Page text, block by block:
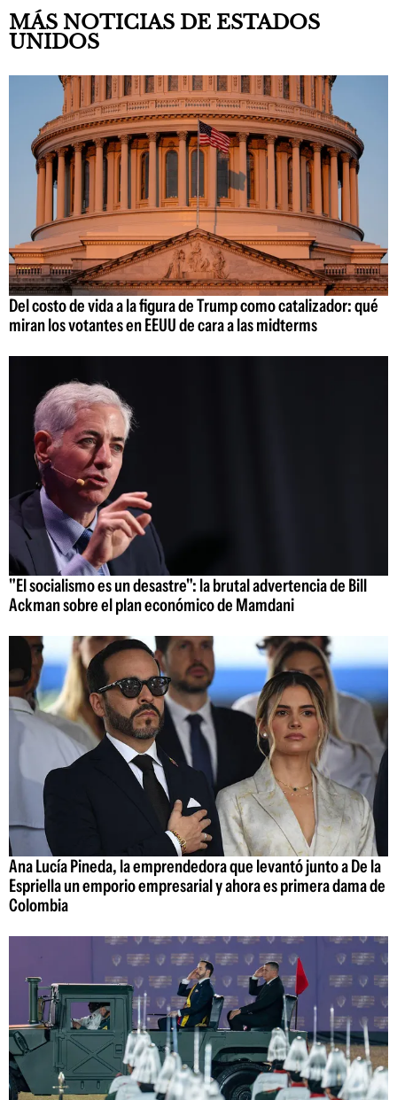
MÁS NOTICIAS DE ESTADOS
UNIDOS
Del costo de vida a la figura de Trump como catalizador: qué
miran los votantes en EEUU de cara a las midterms
"El socialismo es un desastre": la brutal advertencia de Bill
Ackman sobre el plan económico de Mamdani
Ana Lucía Pineda, la emprendedora que levantó junto a De la
Espriella un emporio empresarial y ahora es primera dama de
Colombia